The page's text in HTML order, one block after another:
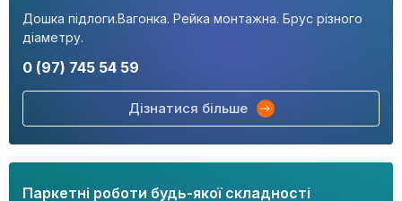
Дошка підлоги.Вагонка. Рейка монтажна. Брус різного
діаметру.
0 (97) 745 54 59
Дізнатися більше
Паркетні роботи будь-якої складності